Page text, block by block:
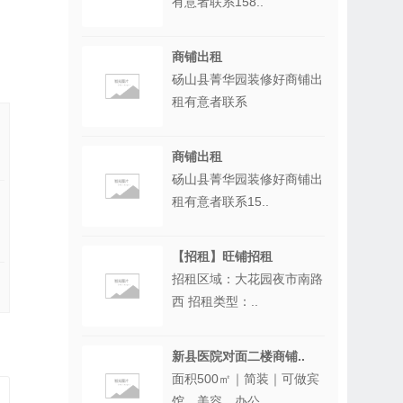
商铺出租
砀山县菁华园装修好商铺出
租有意者联系
商铺出租
砀山县菁华园装修好商铺出
租有意者联系15..
【招租】旺铺招租
招租区域：大花园夜市南路
西 招租类型：..
新县医院对面二楼商铺..
面积500㎡｜简装｜可做宾